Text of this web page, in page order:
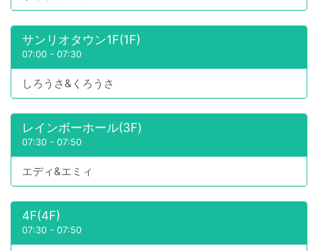
サンリオタウン1F(1F)
07:00 - 07:30
しろうさ&くろうさ
レインボーホール(3F)
07:30 - 07:50
エディ&エミィ
4F(4F)
07:30 - 07:50